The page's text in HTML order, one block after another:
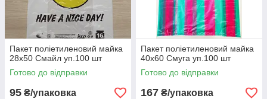
Пакет поліетиленовий майка
28х50 Смайл уп.100 шт
Готово до відправки
95 ₴/упаковка
Пакет поліетиленовий майка
40х60 Смуга уп.100 шт
Готово до відправки
167 ₴/упаковка